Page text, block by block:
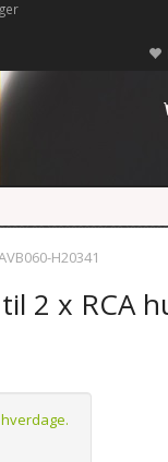
H20341
2 x RCA